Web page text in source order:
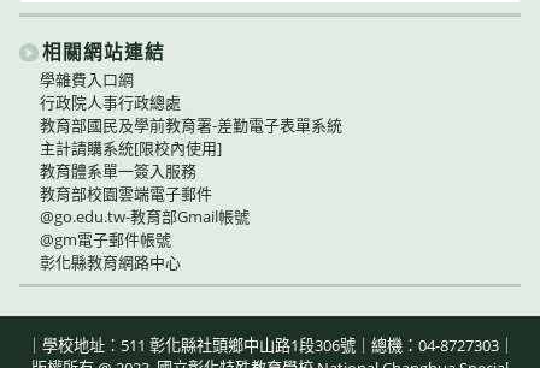
相關網站連結
學雜費入口網
行政院人事行政總處
教育部國民及學前教育署-差勤電子表單系統
主計請購系統[限校內使用]
教育體系單一簽入服務
教育部校園雲端電子郵件
@go.edu.tw-教育部Gmail帳號
@gm電子郵件帳號
彰化縣教育網路中心
｜學校地址：511 彰化縣社頭鄉中山路1段306號｜總機：04-8727303｜